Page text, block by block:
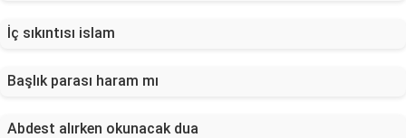
İç sıkıntısı islam
Başlık parası haram mı
Abdest alırken okunacak dua